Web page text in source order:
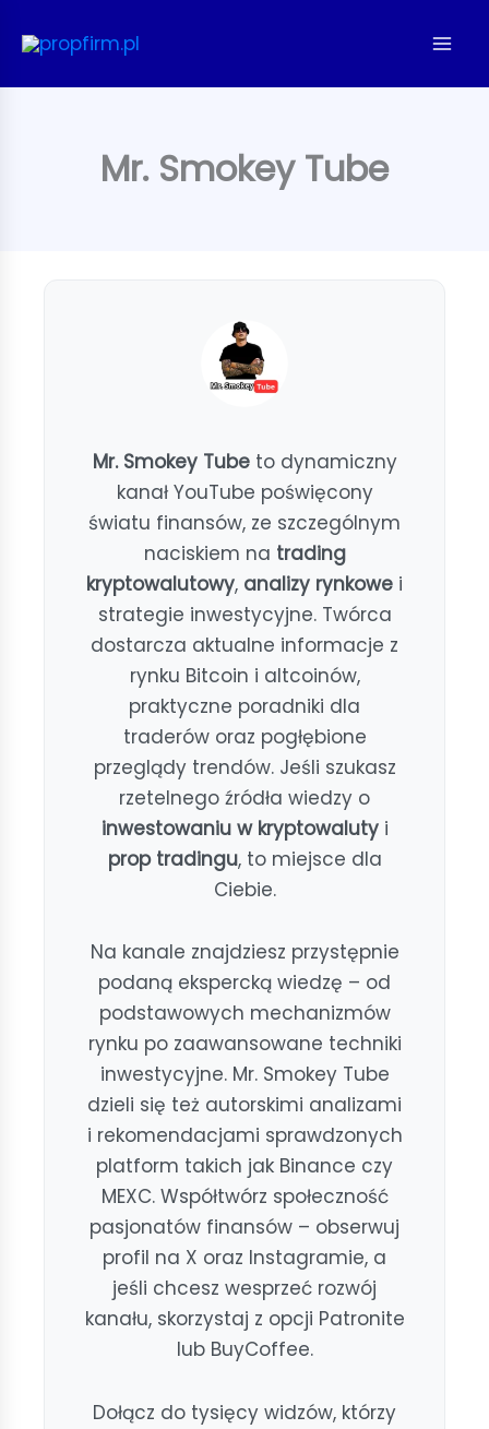
do
Mr. Smokey Tube
Mr. Smokey Tubeto dynamiczny
kanał YouTube poświęcony
światu finansów, ze szczególnym
naciskiem na trading
kryptowalutowy, analizy rynkowe i
strategie inwestycyjne. Twórca
dostarcza aktualne informacje z
rynku Bitcoin i altcoinów,
praktyczne poradniki dla
traderów oraz pogłębione
przeglądy trendów. Jeśli szukasz
rzetelnego źródła wiedzy o
inwestowaniu w kryptowalutyi
prop tradingu, to miejsce dla
Ciebie.
Na kanale znajdziesz przystępnie
podaną ekspercką wiedzę – od
podstawowych mechanizmów
rynku po zaawansowane techniki
inwestycyjne. Mr. Smokey Tube
dzieli się też autorskimi analizami
i rekomendacjami sprawdzonych
platform takich jak Binance czy
MEXC. Współtwórz społeczność
pasjonatów finansów – obserwuj
profil na X oraz Instagramie, a
jeśli chcesz wesprzeć rozwój
kanału, skorzystaj z opcji Patronite
lub BuyCoffee.
Dołącz do tysięcy widzów, którzy